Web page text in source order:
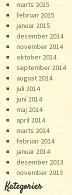
marts 2015
februar 2015
januar 2015
december 2014
november 2014
oktober 2014
september 2014
august 2014
juli 2014
juni 2014
maj 2014
april 2014
marts 2014
februar 2014
januar 2014
december 2013
november 2013
Kategorier